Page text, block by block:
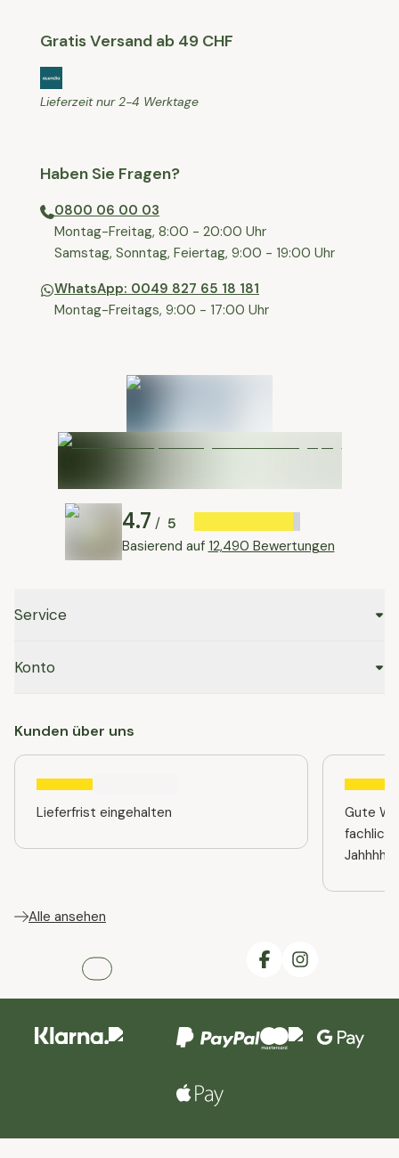
Gratis Versand ab 49 CHF
Lieferzeit nur 2-4 Werktage
Haben Sie Fragen?
0800 06 00 03
⁠Montag-Freitag, 8:00 - 20:00 Uhr
⁠Samstag, Sonntag, Feiertag, 9:00 - 19:00 Uhr
WhatsApp: 0049 827 65 18 181
Montag-Freitags, 9:00 - 17:00 Uhr
4.7 / 5
Basierend auf 12,490 Bewertungen
Service
Konto
Kunden über uns
Lieferfrist eingehalten
Gute
fachlich
Alle ansehen